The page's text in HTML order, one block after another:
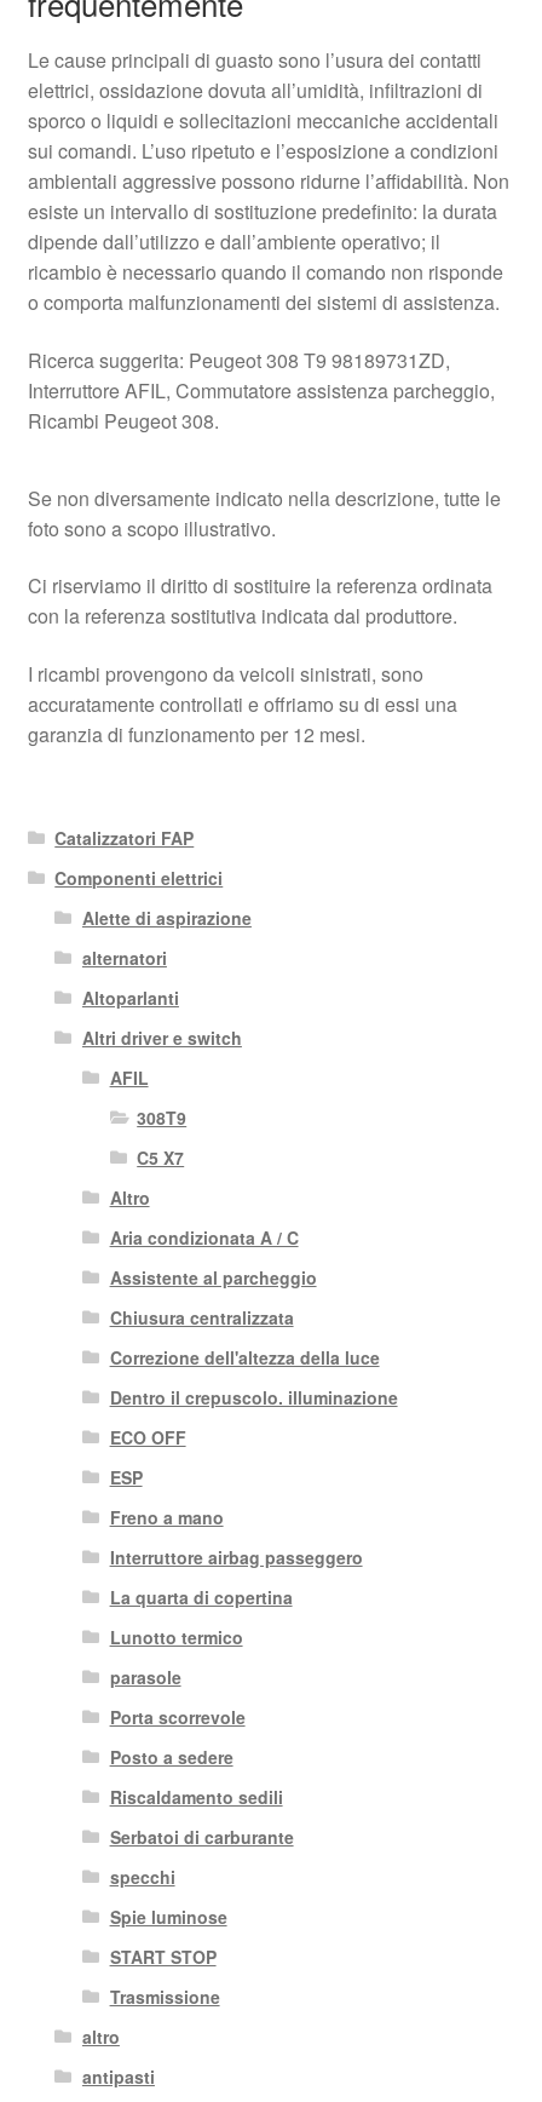
Le cause principali di guasto sono l’usura dei contatti
elettrici, ossidazione dovuta all’umidità, infiltrazioni di
sporco o liquidi e sollecitazioni meccaniche accidentali
sui comandi. L’uso ripetuto e l’esposizione a condizioni
ambientali aggressive possono ridurne l’affidabilità. Non
esiste un intervallo di sostituzione predefinito: la durata
dipende dall’utilizzo e dall’ambiente operativo; il
ricambio è necessario quando il comando non risponde
o comporta malfunzionamenti dei sistemi di assistenza.
Ricerca suggerita: Peugeot 308 T9 98189731ZD,
Interruttore AFIL, Commutatore assistenza parcheggio,
Ricambi Peugeot 308.
Se non diversamente indicato nella descrizione, tutte le
foto sono a scopo illustrativo.
Ci riserviamo il diritto di sostituire la referenza ordinata
con la referenza sostitutiva indicata dal produttore.
I ricambi provengono da veicoli sinistrati, sono
accuratamente controllati e offriamo su di essi una
garanzia di funzionamento per 12 mesi.
Catalizzatori FAP
Componenti elettrici
Alette di aspirazione
alternatori
Altoparlanti
Altri driver e switch
AFIL
308T9
C5 X7
Altro
Aria condizionata A / C
Assistente al parcheggio
Chiusura centralizzata
Correzione dell'altezza della luce
Dentro il crepuscolo. illuminazione
ECO OFF
ESP
Freno a mano
Interruttore airbag passeggero
La quarta di copertina
Lunotto termico
parasole
Porta scorrevole
Posto a sedere
Riscaldamento sedili
Serbatoi di carburante
specchi
Spie luminose
START STOP
Trasmissione
altro
antipasti